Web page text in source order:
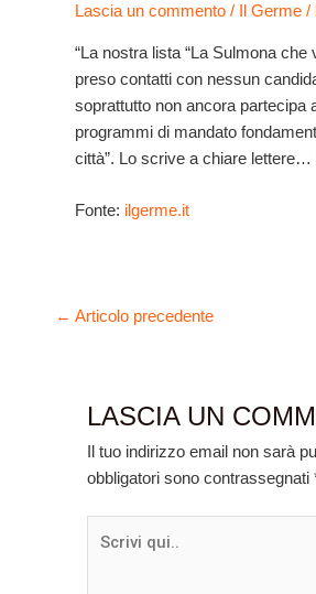
Lascia un commento / Il Germe/
“La nostra lista “La Sulmona che
preso contatti con nessun
soprattutto non ancora partecipa
programmi di mandato
città”. Lo scrive a chiare lettere…
Fonte: ilgerme.it
← Articolo precedente
LASCIA UN
Il tuo indirizzo email non sarà
obbligatori sono contrassegnati